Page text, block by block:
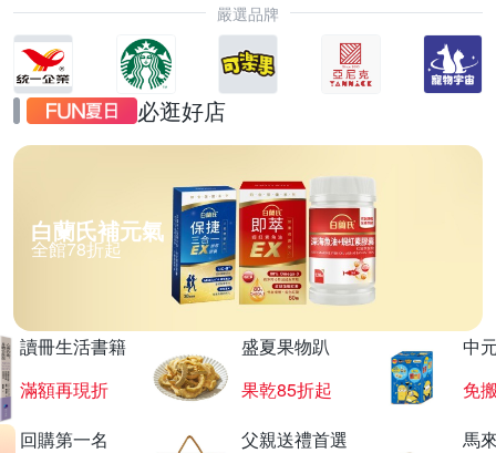
嚴選品牌
必逛好店
白蘭氏補元氣
全館78折起
讀冊生活書籍
滿額再現折
盛夏果物趴
果乾85折起
中
免
回購第一名
父親送禮首選
馬